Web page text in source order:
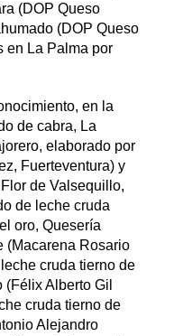
(DOP Queso
(DOP Queso
en La Palma por
en la
de cabra, La
elaborado por
Fuerteventura) y
de Valsequillo,
de leche cruda
oro, Quesería
(Macarena Rosario
cruda tierno de
Alberto Gil
cruda tierno de
Alejandro